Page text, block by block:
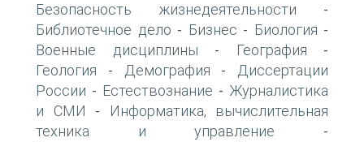
Безопасность жизнедеятельности -
Библиотечное дело - Бизнес - Биология -
Военные дисциплины - География -
Геология - Демография -
Диссертации
России - Естествознание - Журналистика
и СМИ -
Информатика, вычислительная
техника и управление -